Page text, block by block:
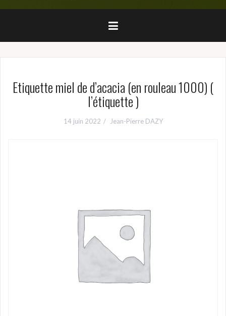
Etiquette miel de d’acacia (en rouleau 1000) (
l’étiquette )
14 juin 2022 Jean-Pierre DAZY